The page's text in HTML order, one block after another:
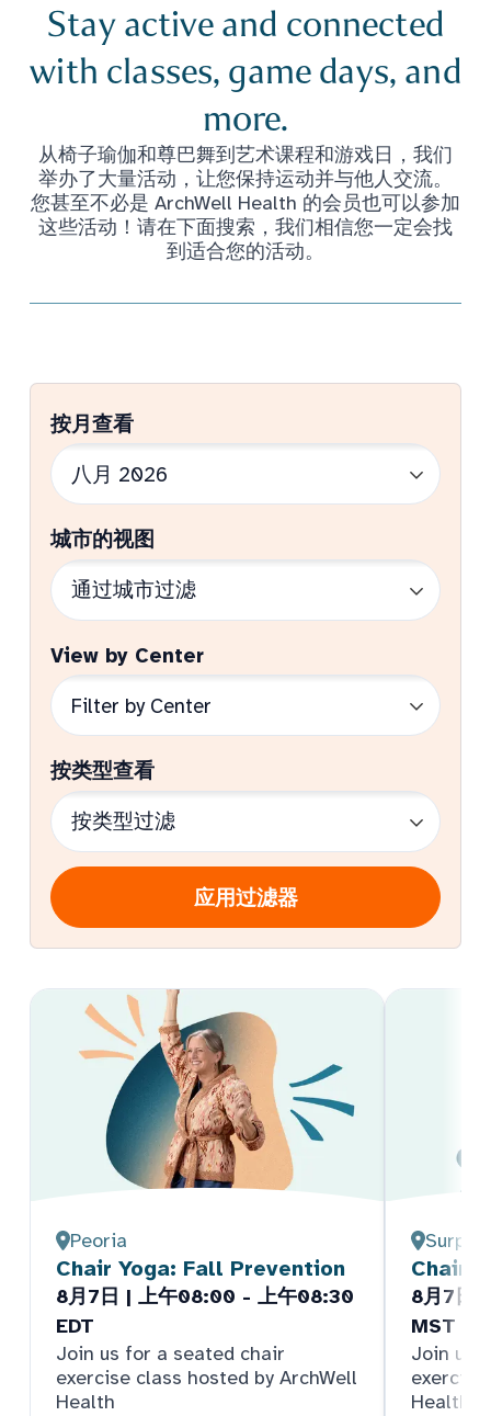
Stay active and connected
with classes, game days, and
more.
从椅子瑜伽和尊巴舞到艺术课程和游戏日，我们
举办了大量活动，让您保持运动并与他人交流。
您甚至不必是 ArchWell Health 的会员也可以参加
这些活动！请在下面搜索，我们相信您一定会找
到适合您的活动。
按月查看
城市的视图
View by Center
按类型查看
应用过滤器
Peoria
Chair Yoga: Fall Prevention
8月7日 | 上午08:00 - 上午08:30
EDT
Join us for a seated chair
exercise class hosted by ArchWell
Health
Chair
8月7日
MST
Join us
Health